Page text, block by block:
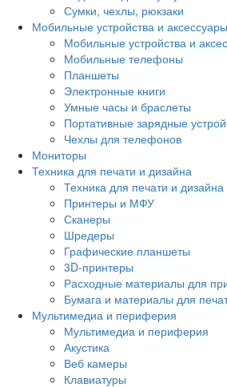
Сумки, чехлы, рюкзаки
Мобильные устройства и аксессуары
Мобильные устройства и
Мобильные телефоны
Планшеты
Электронные книги
Умные часы и браслеты
Портативные зарядные
Чехлы для телефонов
Мониторы
Техника для печати и дизайна
Техника для печати и дизайна
Принтеры и МФУ
Сканеры
Шредеры
Графические планшеты
3D-принтеры
Расходные материалы для
Бумага и материалы для
Мультимедиа и периферия
Мультимедиа и периферия
Акустика
Веб камеры
Клавиатуры